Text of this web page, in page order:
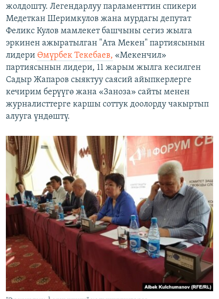
жолдошту. Легендарлуу парламенттин спикери
Медеткан Шеримкулов жана мурдагы депутат
Феликс Кулов мамлекет башчыны сегиз жылга
эркинен ажыратылган "Ата Мекен" партиясынын
лидери Өмүрбек Текебаев, «Мекенчил»
партиясынын лидери, 11 жарым жылга кесилген
Садыр Жапаров сыяктуу саясий айыпкерлерге
кечирим берүүгө жана «Заноза» сайты менен
журналисттерге каршы соттук доолорду чакыртып
алууга үндөштү.